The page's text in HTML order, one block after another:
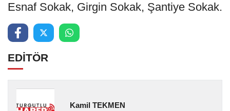
Esnaf Sokak, Girgin Sokak, Şantiye Sokak.
EDİTÖR
Kamil TEKMEN